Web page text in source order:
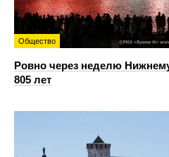
Общество
Ровно через неделю
805 лет